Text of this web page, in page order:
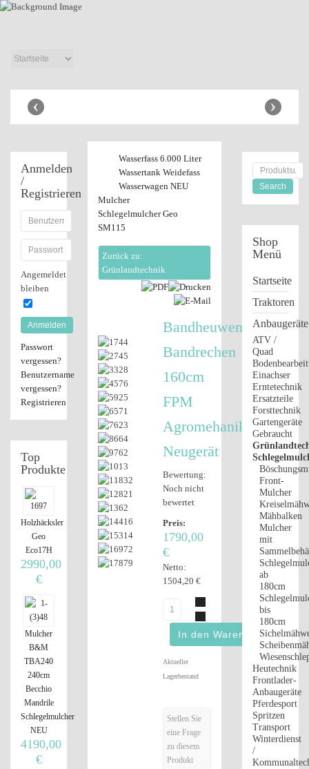
Anhänger Shop
›
‹
Wasserfass 6.000 Liter
Wassertank Weidefass
Wasserwagen NEU
Mulcher
Schlegelmulcher Geo
SM115
Zurück zu:
Grünlandtechnik
Bandheuwender,
Bandrechen
160cm
FPM
Agromehanika
Neugerät
Bewertung:
Noch nicht
bewertet
Preis:
1790,00
€
Netto:
1504,20 €
Aktueller
Lagerbestand
Stellen Sie
eine Frage
zu diesem
Produkt
Anmelden
/
Registrieren
Angemeldet
bleiben
Anmelden
Passwort
vergessen?
Benutzername
vergessen?
Registrieren
Top
Produkte
Holzhäcksler
Geo
Eco17H
2990,00
€
Mulcher
B&M
TBA240
240cm
Becchio
Mandrile
Schlegelmulcher
NEU
4190,00
€
Shop
Menü
Startseite
Traktoren
Anbaugeräte
ATV /
Quad
Einachser
Erntetechnik
Ersatzteile
Forsttechnik
Gartengeräte
Gebraucht
Front-
Mulcher
Mähbalken
Mulcher
mit
ab
180cm
bis
180cm
Heutechnik
Frontlader-
Anbaugeräte
Pferdesport
Spritzen
Transport
Winterdienst
/